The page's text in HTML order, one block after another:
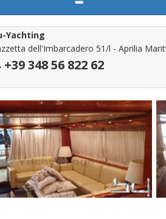
Yachting
dell'Imbarcadero 51/l - Aprilia
+39 348 56 822 62